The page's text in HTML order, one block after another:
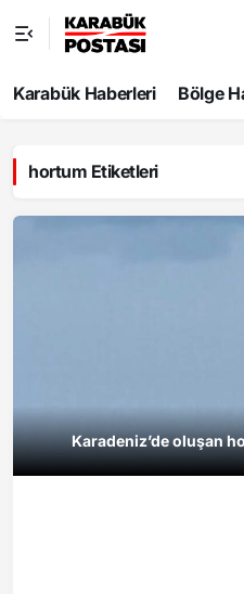
Karabük Haberleri Bölge
hortum Etiketleri
Karadeniz’de oluşan